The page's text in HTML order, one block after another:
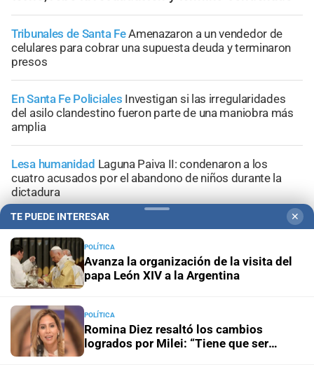
Tribunales de Santa FeAmenazaron a un vendedor de
celulares para cobrar una supuesta deuda y terminaron
presos
En Santa Fe Policiales Investigan si las irregularidades
del asilo clandestino fueron parte de una maniobra más
amplia
Lesa humanidad Laguna Paiva II: condenaron a los
cuatro acusados por el abandono de niños durante la
dictadura
Arsenal en BarranquitasEl gobierno provincial puso el
foco en las armas: “Hay que retirarlas de circulación”
+Información General
TE PUEDE INTERESAR ✕
POLÍTICA
Avanza la organización de la visita del
papa León XIV a la Argentina
POLÍTICA
Romina Diez resaltó los cambios
logrados por Milei: “Tiene que ser